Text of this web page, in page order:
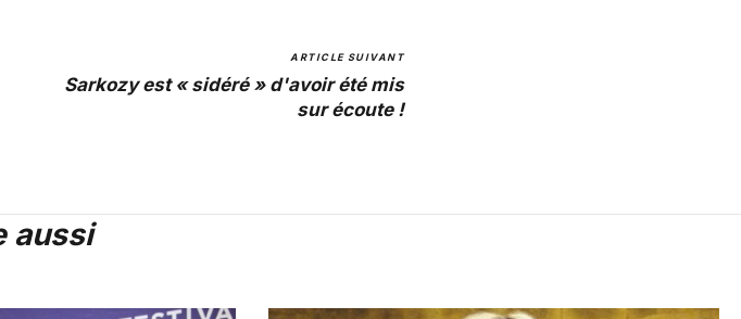
ARTICLE SUIVANT
Sarkozy est « sidéré » d'avoir été mis
sur écoute !
aussi